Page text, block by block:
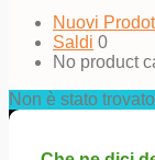
Nuovi
Saldi 0
No product
Non è stato